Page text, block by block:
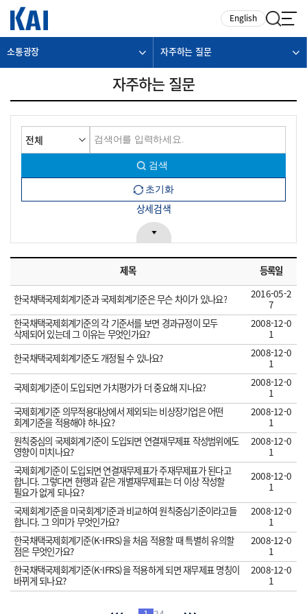
English
소통광장 자주하는 질문
자주하는 질문
상세검색
제목 등록일
한국채택국제회계기준과 국제회계기준은 무슨 차이가 있나요?
2016-05-2
7
한국채택국제회계기준의 각 기준서를 보면 경과규정이 모두
삭제되어 있는데 그 이유는 무엇인가요?
2008-12-0
1
한국채택국제회계기준도 개정될 수 있나요?
2008-12-0
1
국제회계기준이 도입되면 가치평가가 더 중요해 지나요?
2008-12-0
1
국제회계기준 의무적용대상에서 제외되는 비상장기업은 어떤
회계기준을 적용해야 하나요?
2008-12-0
1
원칙중심의 국제회계기준이 도입되면 연결재무제표 작성범위에도
영향이 미치나요?
2008-12-0
1
국제회계기준이 도입되면 연결재무제표가 주재무제표가 된다고
합니다. 그렇다면 현행과 같은 개별재무제표는 더 이상 작성할
필요가 없게 되나요?
2008-12-0
1
국제회계기준을 미국회계기준과 비교하여 원칙중심기준이라고들
합니다. 그 의미가 무엇인가요?
2008-12-0
1
한국채택국제회계기준(K-IFRS)을 처음 적용할 때 특별히 유의할
점은 무엇인가요?
2008-12-0
1
한국채택국제회계기준(K-IFRS)을 적용하게 되면 재무제표 명칭이
바뀌게 되나요?
2008-12-0
1